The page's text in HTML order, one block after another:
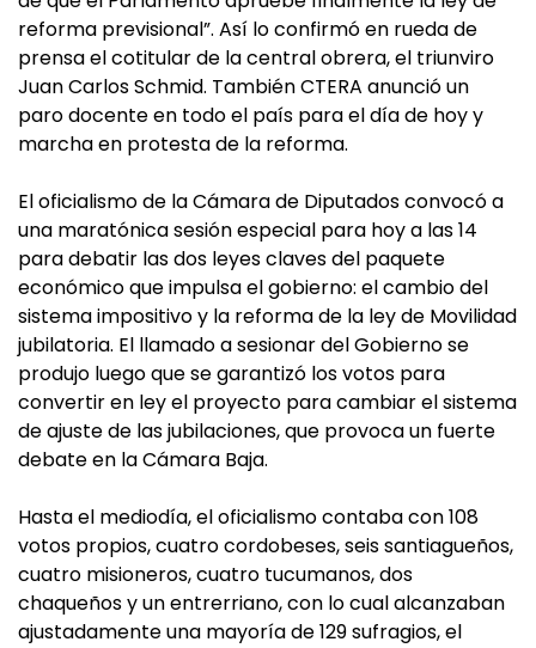
reforma previsional”. Así lo confirmó en rueda de
prensa el cotitular de la central obrera, el triunviro
Juan Carlos Schmid. También CTERA anunció un
paro docente en todo el país para el día de hoy y
marcha en protesta de la reforma.
El oficialismo de la Cámara de Diputados convocó a
una maratónica sesión especial para hoy a las 14
para debatir las dos leyes claves del paquete
económico que impulsa el gobierno: el cambio del
sistema impositivo y la reforma de la ley de Movilidad
jubilatoria. El llamado a sesionar del Gobierno se
produjo luego que se garantizó los votos para
convertir en ley el proyecto para cambiar el sistema
de ajuste de las jubilaciones, que provoca un fuerte
debate en la Cámara Baja.
Hasta el mediodía, el oficialismo contaba con 108
votos propios, cuatro cordobeses, seis santiagueños,
cuatro misioneros, cuatro tucumanos, dos
chaqueños y un entrerriano, con lo cual alcanzaban
ajustadamente una mayoría de 129 sufragios, el